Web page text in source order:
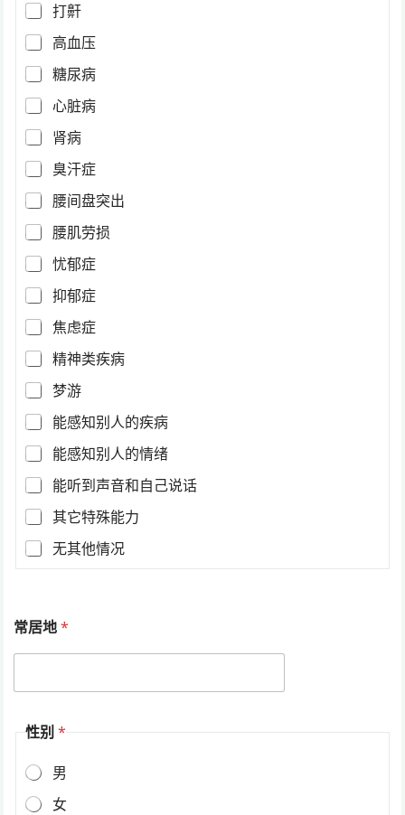
打鼾
高血压
糖尿病
心脏病
肾病
臭汗症
腰间盘突出
腰肌劳损
忧郁症
抑郁症
焦虑症
精神类疾病
梦游
能感知别人的疾病
能感知别人的情绪
能听到声音和自己说话
其它特殊能力
无其他情况
常居地*
性别*
男
女